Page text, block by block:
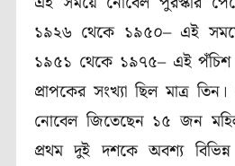
১৯২৬ থেকে ১৯৫০– এই
১৯৫১ থেকে ১৯৭৫– এই পঁচিশ
প্রাপকের সংখ্যা ছিল মাত্রতিন।
নোবেল জিতেছেন ১৫জন
প্রথম দুই দশকে অবশ্য বিভিন্ন